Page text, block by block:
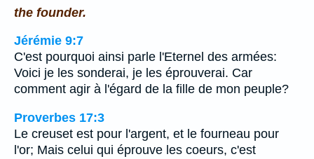
the founder.
Jérémie 9:7
C'est pourquoi ainsi parle l'Eternel des armées:
Voici je les sonderai, je les éprouverai. Car
comment agir à l'égard de la fille de mon peuple?
Proverbes 17:3
Le creuset est pour l'argent, et le fourneau pour
l'or; Mais celui qui éprouve les coeurs, c'est